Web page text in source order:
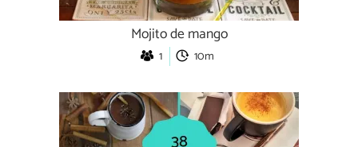
Mojito de mango
1 10m